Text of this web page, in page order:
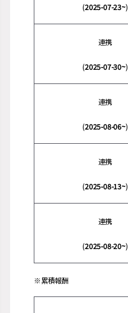
(2025-07-23~)
連携
(2025-07-30~)
連携
(2025-08-06~)
連携
(2025-08-13~)
連携
(2025-08-20~)
※累積報酬